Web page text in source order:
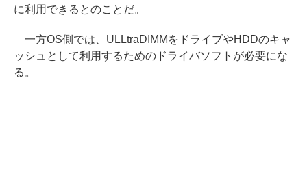
に利用できるとのことだ。
一方OS側では、ULLtraDIMMをドライブやHDDのキャ
ッシュとして利用するためのドライバソフトが必要にな
る。